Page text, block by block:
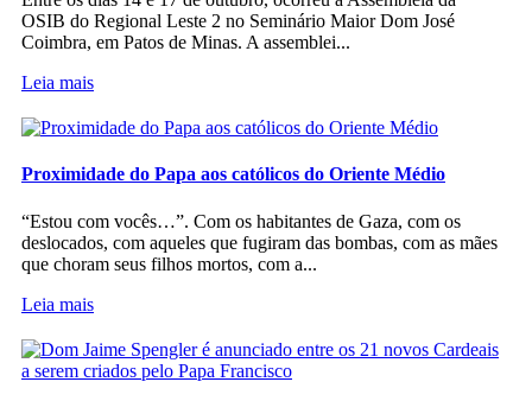
OSIB do Regional Leste 2 no Seminário Maior Dom José
Coimbra, em Patos de Minas. A assemblei...
Leia mais
Proximidade do Papa aos católicos do Oriente Médio
“Estou com vocês…”. Com os habitantes de Gaza, com os
deslocados, com aqueles que fugiram das bombas, com as mães
que choram seus filhos mortos, com a...
Leia mais